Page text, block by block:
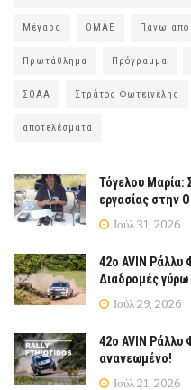
Μέγαρα ΟΜΑΕ Πάνω από
Πρωτάθλημα Πρόγραμμα
ΣΟΑΑ Στράτος Φωτεινέλης
αποτελέσματα
Τόγελου Μαρία:
εργασίας στην
Ιούλ 31, 2026
42ο AVIN Ράλλυ
Διαδρομές
Ιούλ 29, 2026
42ο AVIN Ράλλυ
ανανεωμένο!
Ιούλ 21, 2026